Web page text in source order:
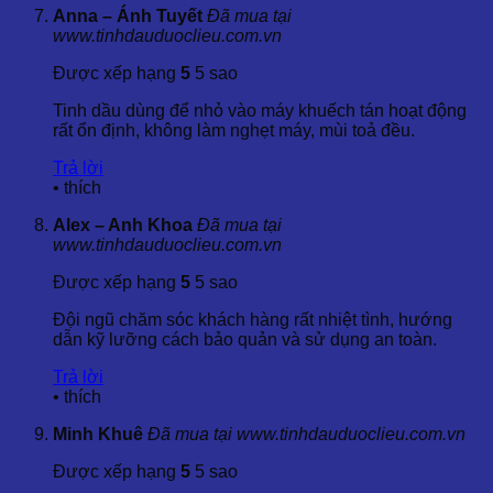
5.2 Massage Thư Giãn
Pha 1-2 giọt tinh dầu hoa nhài với dầu nền như dầu jojoba,
Massage nhẹ nhàng lên cơ thể hoặc vùng mặt giúp làm dịu
làn da và thư giãn cơ thể, giúp giảm căng thẳng và mệt mỏi.
5.3 Sử Dụng Trong Chăm Sóc Da
Để điều trị da khô hoặc sẹo, bạn có thể trộn 1-2 giọt tinh dầu
hoa nhài vào kem dưỡng da hoặc dầu nền và thoa lên vùng
hở hoặc da nhạy cảm.
5.4 Liệu Pháp Hương
Bạn cũng có thể sử dụng tinh dầu hoa nhài trong máy
khuếch tán để tạo không gian thư giãn, dễ chịu trong phòng.
Mùi hương của hoa nhài giúp cải thiện tâm trạng và làm dịu
các căng thẳng.
6. Gợi Ý Kết Hợp Tinh Dầu Hoa Lài
Anna – Ánh Tuyết Đã mua tại
www.tinhdauduoclieu.com.vn
Được xếp hạng 5 5 sao
Tinh dầu dùng để nhỏ vào máy khuếch tán hoạt động
rất ổn định, không làm nghẹt máy, mùi toả đều.
Trả lời
• thích
Alex – Anh Khoa Đã mua tại
www.tinhdauduoclieu.com.vn
Được xếp hạng 5 5 sao
Đội ngũ chăm sóc khách hàng rất nhiệt tình, hướng
dẫn kỹ lưỡng cách bảo quản và sử dụng an toàn.
Trả lời
• thích
Minh Khuê Đã mua tại www.tinhdauduoclieu.com.vn
Được xếp hạng 5 5 sao